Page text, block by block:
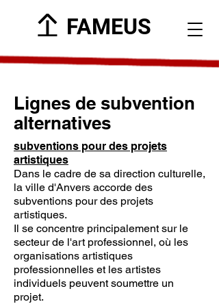
FAMEUS
Lignes de subvention
alternatives
subventions pour des projets
artistiques
Dans le cadre de sa direction culturelle,
la ville d'Anvers accorde des
subventions pour des projets
artistiques.
Il se concentre principalement sur le
secteur de l'art professionnel, où les
organisations artistiques
professionnelles et les artistes
individuels peuvent soumettre un
projet.